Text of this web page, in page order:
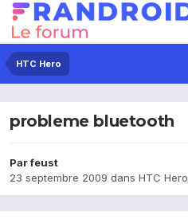
HTC Hero
probleme bluetooth
Parfeust
23 septembre 2009 dans HTC Hero